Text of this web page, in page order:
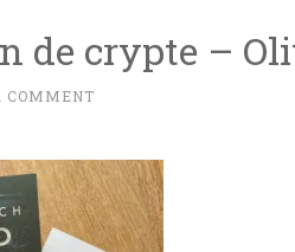
de crypte –
COMMENT